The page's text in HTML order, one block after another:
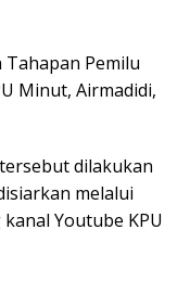
Pemilu
Minut, Airmadidi,
dilakukan
melalui
Youtube KPU